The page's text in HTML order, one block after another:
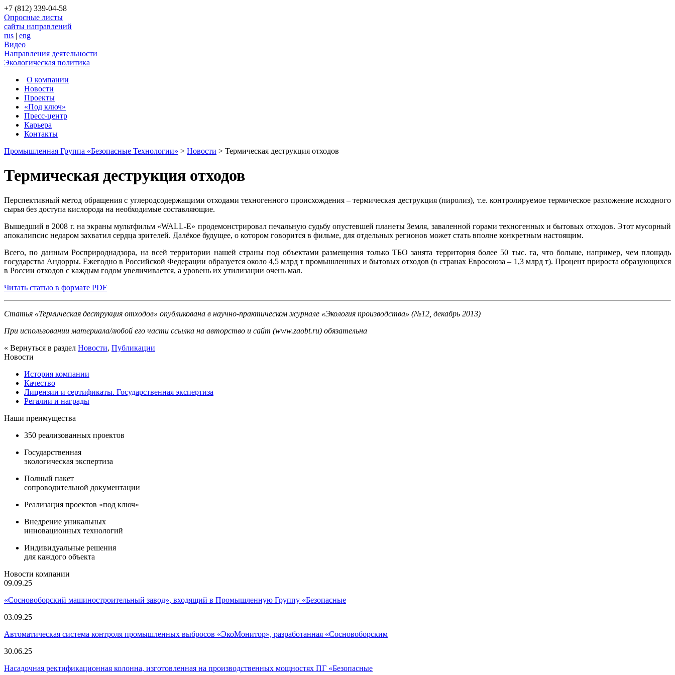
+7 (812) 339-04-58
Опросные листы
сайты направлений
rus | eng
Видео
Направления деятельности
Экологическая политика
О компании
Новости
Проекты
«Под ключ»
Пресс-центр
Карьера
Контакты
Промышленная Группа «Безопасные Технологии» > Новости > Термическая деструкция отходов
Термическая деструкция отходов
Перспективный метод обращения с углеродсодержащими отходами техногенного происхождения – термическая деструкция (пиролиз), т.е. контролируемое термическое разложение исходного
сырья без доступа кислорода на необходимые составляющие.
Вышедший в 2008 г. на экраны мультфильм «WALL-E» продемонстрировал печальную судьбу опустевшей планеты Земля, заваленной горами техногенных и бытовых отходов. Этот мусорный
апокалипсис недаром захватил сердца зрителей. Далёкое будущее, о котором говорится в фильме, для отдельных регионов может стать вполне конкретным настоящим.
Всего, по данным Росприроднадзора, на всей территории нашей страны под объектами размещения только ТБО занята территория более 50 тыс. га, что больше, например, чем площадь
государства Андорры. Ежегодно в Российской Федерации образуется около 4,5 млрд т промышленных и бытовых отходов (в странах Евросоюза – 1,3 млрд т). Процент прироста образующихся
в России отходов с каждым годом увеличивается, а уровень их утилизации очень мал.
Читать статью в формате PDF
Статья «Термическая деструкция отходов» опубликована в научно-практическом журнале «Экология производства» (№12, декабрь 2013)
При использовании материала/любой его части ссылка на авторство и сайт (www.zaobt.ru) обязательна
« Вернуться в раздел Новости, Публикации
Новости
История компании
Качество
Лицензии и сертификаты. Государственная экспертиза
Регалии и награды
Наши преимущества
350 реализованных проектов
Государственная
экологическая экспертиза
Полный пакет
сопроводительной документации
Реализация проектов «под ключ»
Внедрение уникальных
инновационных технологий
Индивидуальные решения
для каждого объекта
Новости компании
09.09.25
«Сосновоборский машиностроительный завод», входящий в Промышленную Группу «Безопасные
03.09.25
Автоматическая система контроля промышленных выбросов «ЭкоМонитор», разработанная «Сосновоборским
30.06.25
Насадочная ректификационная колонна, изготовленная на производственных мощностях ПГ «Безопасные